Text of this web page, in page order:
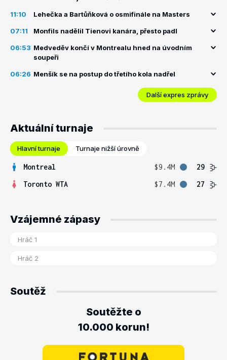
11:10 Lehečka a Bartůňková o osmifinále na Masters
07:11 Monfils nadělil Tienovi kanára, přesto padl
06:53 Medveděv končí v Montrealu hned na úvodním
soupeři
06:26 Menšík se na postup do třetího kola nadřel
Další expres zprávy
Aktuální turnaje
Hlavní turnaje Turnaje nižší úrovně
Montreal $9.4M
29
Toronto WTA
$7.4M 27
Vzájemné zápasy
Soutěž
Soutěžte o
10.000 korun!